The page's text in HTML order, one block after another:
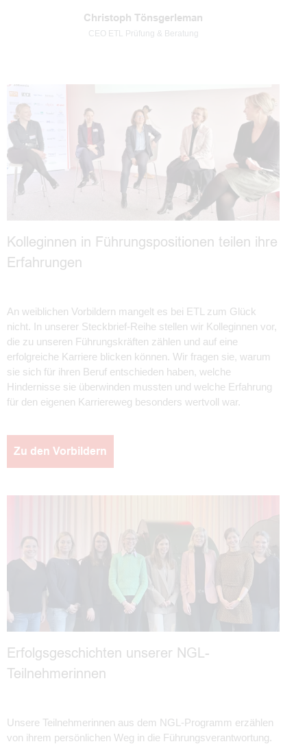
Christoph Tönsgerleman
CEO ETL Prüfung & Beratung
Kolleginnen in Führungspositionen teilen ihre
Erfahrungen
An weiblichen Vorbildern mangelt es bei ETL zum Glück
nicht. In unserer Steckbrief-Reihe stellen wir Kolleginnen vor,
die zu unseren Führungskräften zählen und auf eine
erfolgreiche Karriere blicken können. Wir fragen sie, warum
sie sich für ihren Beruf entschieden haben, welche
Hindernisse sie überwinden mussten und welche Erfahrung
für den eigenen Karriereweg besonders wertvoll war.
Zu den Vorbildern
Erfolgsgeschichten unserer NGL-
Teilnehmerinnen
Unsere Teilnehmerinnen aus dem NGL-Programm erzählen
von ihrem persönlichen Weg in die Führungsverantwortung.